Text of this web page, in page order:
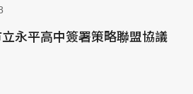
永平高中簽署策略聯盟協議